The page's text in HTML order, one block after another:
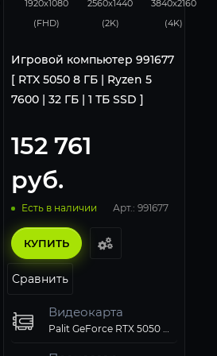
1920x1080
(FHD)
2560x1440
(2K)
3840x2160
(4K)
Игровой компьютер 991677
[ RTX 5050 8 ГБ | Ryzen 5
7600 | 32 ГБ | 1 ТБ SSD ]
152 761
руб.
Есть в наличии Арт.: 991677
КУПИТЬ
Сравнить
Видеокарта